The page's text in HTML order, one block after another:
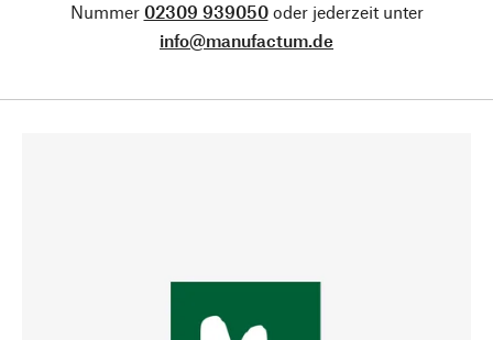
Nummer 02309 939050oder jederzeit unter
info@manufactum.de